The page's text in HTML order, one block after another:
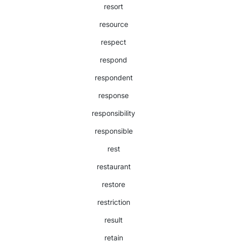
resort
resource
respect
respond
respondent
response
responsibility
responsible
rest
restaurant
restore
restriction
result
retain